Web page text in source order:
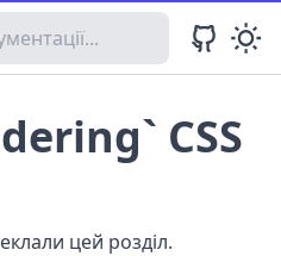
CSS
цей розділ.